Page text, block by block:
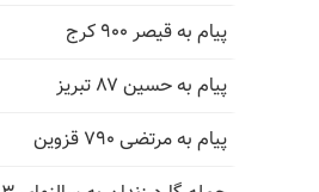
پیام به قیصر ۹۰۰ کرج
پیام به حسین ۸۷ تبریز
پیام به مرتضی ۷۹۰ قزوین